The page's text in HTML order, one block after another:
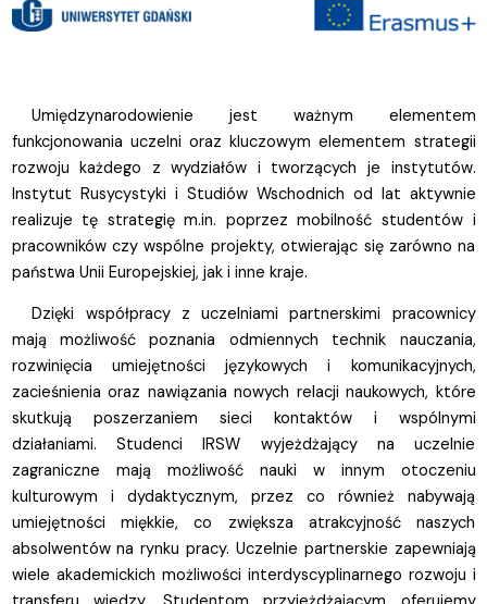
Umiędzynarodowienie jest ważnym elementem
funkcjonowania uczelni oraz kluczowym elementem strategii
rozwoju każdego z wydziałów i tworzących je instytutów.
Instytut Rusycystyki i Studiów Wschodnich od lat aktywnie
realizuje tę strategię m.in. poprzez mobilność studentów i
pracowników czy wspólne projekty, otwierając się zarówno na
państwa Unii Europejskiej, jak i inne kraje.
Dzięki współpracy z uczelniami partnerskimi pracownicy
mają możliwość poznania odmiennych technik nauczania,
rozwinięcia umiejętności językowych i komunikacyjnych,
zacieśnienia oraz nawiązania nowych relacji naukowych, które
skutkują poszerzaniem sieci kontaktów i wspólnymi
działaniami. Studenci IRSW wyjeżdżający na uczelnie
zagraniczne mają możliwość nauki w innym otoczeniu
kulturowym i dydaktycznym, przez co również nabywają
umiejętności miękkie, co zwiększa atrakcyjność naszych
absolwentów na rynku pracy. Uczelnie partnerskie zapewniają
wiele akademickich możliwości interdyscyplinarnego rozwoju i